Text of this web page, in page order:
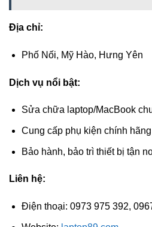
Địa chỉ:
Phố Nối, Mỹ Hào, Hưng Yên
Dịch vụ nổi bật:
Sửa chữa laptop/MacBook
Cung cấp phụ kiện chính hãng
Bảo hành, bảo trì thiết bị tận
Liên hệ:
Điện thoại: 0973 975 392,